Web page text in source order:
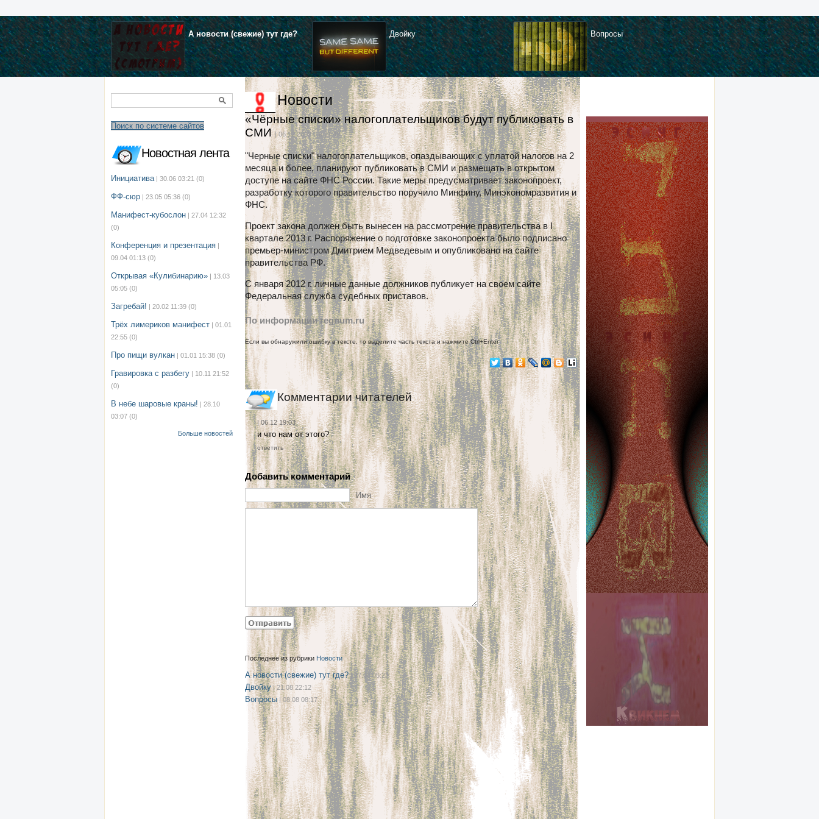
А новости (свежие) тут где? Двойку Вопросы
Поиск по системе сайтов
Новостная лента
Инициатива | 30.06 03:21 (0)
ФФ-сюр | 23.05 05:36 (0)
Манифест-кубослон | 27.04 12:32
(0)
Конференция и презентация |
09.04 01:13 (0)
Открывая «Кулибинарию» | 13.03
05:05 (0)
Загребай! | 20.02 11:39 (0)
Трёх лимериков манифест | 01.01
22:55 (0)
Про пищи вулкан | 01.01 15:38 (0)
Гравировка с разбегу | 10.11 21:52
(0)
В небе шаровые краны! | 28.10
03:07 (0)
Больше новостей
Новости
«Чёрные списки» налогоплательщиков будут публиковать в
СМИ| 06.12.2012 г. в 11:49
"Черные списки" налогоплательщиков, опаздывающих с уплатой налогов на 2
месяца и более, планируют публиковать в СМИ и размещать в открытом
доступе на сайте ФНС России. Такие меры предусматривает законопроект,
разработку которого правительство поручило Минфину, Минэкономразвития и
ФНС.
Проект закона должен быть вынесен на рассмотрение правительства в I
квартале 2013 г. Распоряжение о подготовке законопроекта было подписано
премьер-министром Дмитрием Медведевым и опубликовано на сайте
правительства РФ.
С января 2012 г. личные данные должников публикует на своем сайте
Федеральная служба судебных приставов.
По информации regnum.ru
Если вы обнаружили ошибку в тексте, то выделите часть текста и нажмите Ctrl+Enter
Комментарии читателей
| 06.12 19:03
и что нам от этого?
ответить
Добавить комментарий
Имя
Последнее из рубрики Новости
А новости (свежие) тут где?| 27.08 05:22
Двойку| 21.08 22:12
Вопросы| 08.08 08:17